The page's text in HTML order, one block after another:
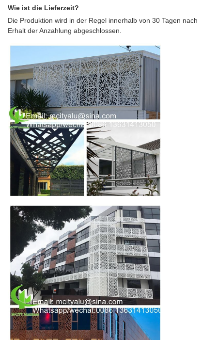
Wie ist die Lieferzeit?
Die Produktion wird in der Regel innerhalb von 30 Tagen nach
Erhalt der Anzahlung abgeschlossen.